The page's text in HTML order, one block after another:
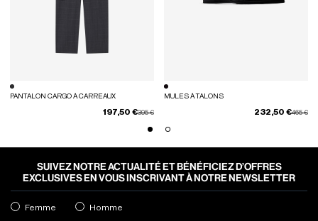
PANTALON CARGO À CARREAUX
Prix réduit de
395 €à
197,50 €
MULES À TALONS
Prix
465 €à
232,50 €
SUIVEZ NOTRE ACTUALITÉ ET BÉNÉFICIEZ D’OFFRES
EXCLUSIVES EN VOUS INSCRIVANT À NOTRE NEWSLETTER
Femme Homme